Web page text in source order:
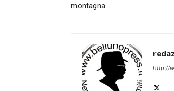
montagna
http://